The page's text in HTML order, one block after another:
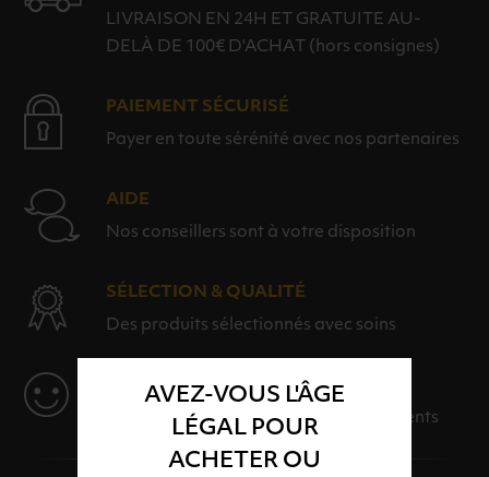
AVEZ-VOUS L'ÂGE
LÉGAL POUR
ACHETER OU
LIVRAISON EN 24H ET GRATUITE AU-
DELÀ DE 100€ D'ACHAT (hors consignes)
PAIEMENT SÉCURISÉ
Payer en toute sérénité avec nos partenaires
AIDE
Nos conseillers sont à votre disposition
SÉLECTION & QUALITÉ
Des produits sélectionnés avec soins
SERVICE
Des solutions adaptées à vos événements